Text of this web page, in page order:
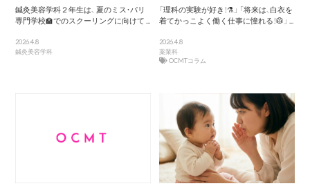
鍼灸美容学科２年生は、 夏のミス・パリ
専門学校🏫でのスクーリングに向けて ...
2026.4.8
鍼灸美容学科
「理科の実験が好き！⚗️」 「将来は、白衣を
着てかっこよく働く仕事に憧れる！🥼」 ...
2026.4.8
薬業科
OCMTコラム